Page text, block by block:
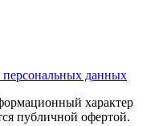
данных
характер
публичной офертой.